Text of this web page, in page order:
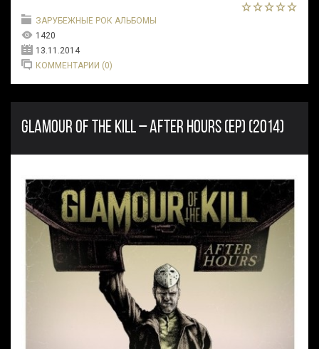
ЗАРУБЕЖНЫЕ РОК АЛЬБОМЫ
1420
13.11.2014
КОММЕНТАРИИ (0)
GLAMOUR OF THE KILL – AFTER HOURS (EP) (2014)